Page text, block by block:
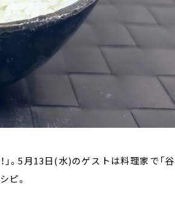
。5月13日(水)のゲストは料理家で「
ピ。